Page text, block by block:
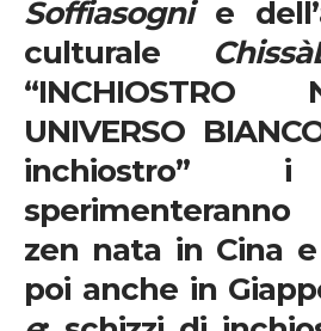
Soffiasognie
culturale Chissà
“INCHIOSTRO
UNIVERSO
inchiostro” i
zen nata in Cina
poi anche in